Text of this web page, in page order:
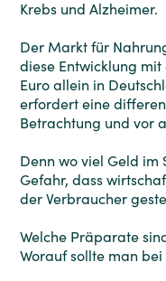
Krebs und Alzheimer.
Der Markt für
diese Entwicklung
Euro allein in
erfordert eine
Betrachtung und vor
Denn wo viel Geld im
Gefahr, dass
der Verbraucher
Welche Präparate
Worauf sollte man